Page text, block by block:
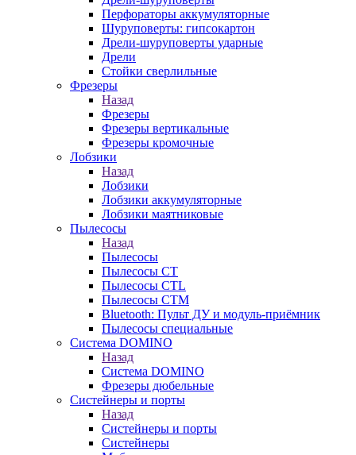
Перфораторы аккумуляторные
Шуруповерты: гипсокартон
Дрели-шуруповерты ударные
Дрели
Стойки сверлильные
Фрезеры
Назад
Фрезеры
Фрезеры вертикальные
Фрезеры кромочные
Лобзики
Назад
Лобзики
Лобзики аккумуляторные
Лобзики маятниковые
Пылесосы
Назад
Пылесосы
Пылесосы CT
Пылесосы CTL
Пылесосы CTM
Bluetooth: Пульт ДУ и модуль-приёмник
Пылесосы специальные
Система DOMINO
Назад
Система DOMINO
Фрезеры дюбельные
Систейнеры и порты
Назад
Систейнеры и порты
Систейнеры